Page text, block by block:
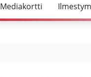
Mediakortti